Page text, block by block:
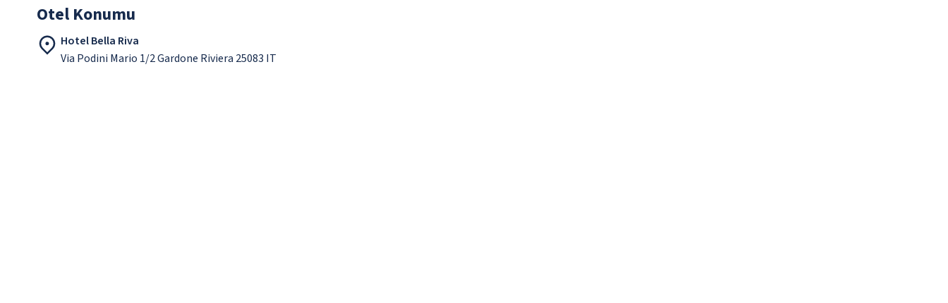
Otel Konumu
Hotel Bella Riva
Via Podini Mario 1/2 Gardone Riviera 25083 IT